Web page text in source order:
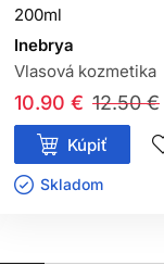
200ml
Inebrya
Vlasová kozmetika
12.50 €
10.90 €
Kúpiť
Skladom ㅤ